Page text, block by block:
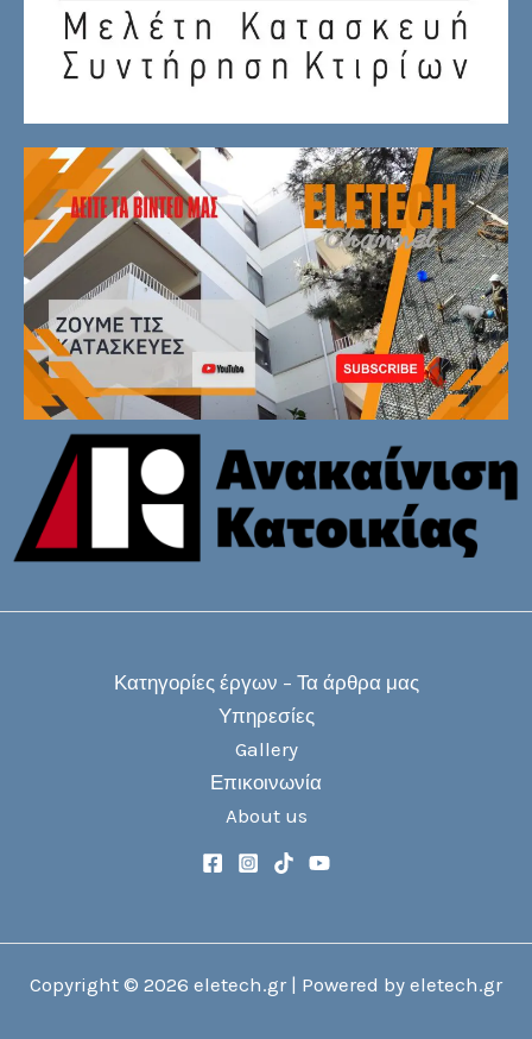
Κατηγορίες έργων – Τα άρθρα μας
Υπηρεσίες
Gallery
Επικοινωνία
About us
Copyright © 2026 eletech.gr | Powered by eletech.gr